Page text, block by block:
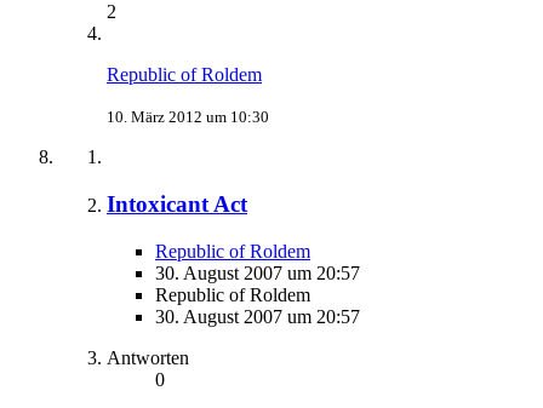
2
Republic of Roldem
10. März 2012 um 10:30
Intoxicant Act
Republic of Roldem
30. August 2007 um 20:57
Republic of Roldem
30. August 2007 um 20:57
Antworten
0